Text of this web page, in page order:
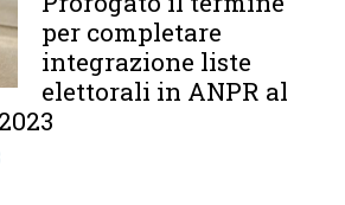
per completare
integrazione liste
elettorali in ANPR al